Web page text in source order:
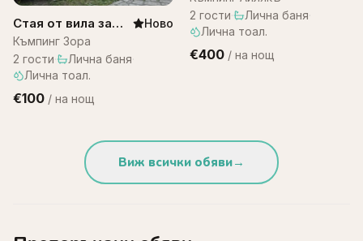
Стая от вила за
двама – къмпинг
Зора
Ново
Къмпинг Зора
2 гости· Лична баня·
Лична тоал.
€100 / на нощ
2 гости· Лична баня·
Лична тоал.
€400 / на нощ
Виж всички обяви→